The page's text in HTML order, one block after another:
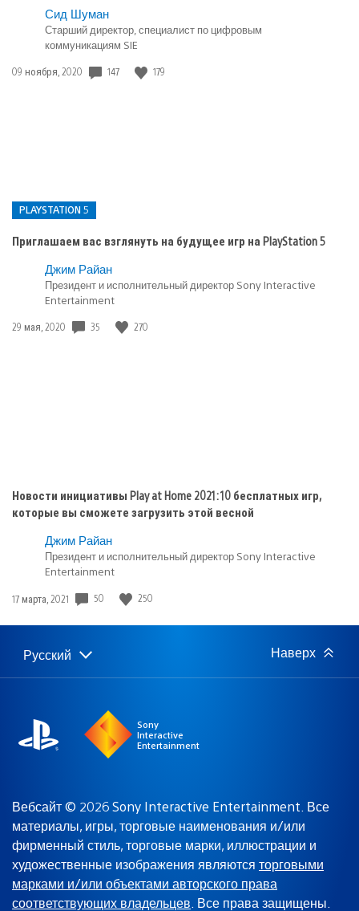
Сид Шуман
Старший директор, специалист по цифровым
коммуникациям SIE
Дата
09 ноября, 2020 147 179
PLAYSTATION 5
Приглашаем вас взглянуть на будущее игр на PlayStation 5
Опубликовано
PlayStation
5
Джим Райан
Президент и исполнительный директор Sony Interactive
Entertainment
Дата
29 мая, 2020 35 270
Новости инициативы Play at Home 2021: 10 бесплатных игр,
которые вы сможете загрузить этой весной
Джим Райан
Президент и исполнительный директор Sony Interactive
Entertainment
Дата
17 марта, 2021 50 250
Выбор
Выбранный
Русский Наверх
Sony
Interactive
Entertainment
Вебсайт © 2026 Sony Interactive Entertainment. Все
материалы, игры, торговые наименования и/или
фирменный стиль, торговые марки, иллюстрации и
художественные изображения являются торговыми
марками и/или объектами авторского права
соответствующих владельцев. Все права защищены.